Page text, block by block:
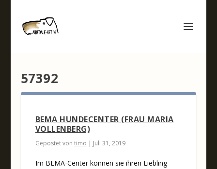
57392
BEMA HUNDECENTER (FRAU MARIA
VOLLENBERG)
Gepostet von timo | Juli 31, 2019
Im BEMA-Center können sie ihren Liebling